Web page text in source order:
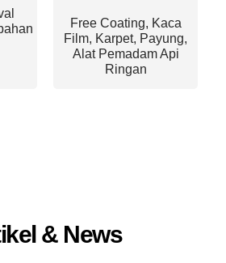
Free Coating, Kaca
Film, Karpet, Payung,
Alat Pemadam Api
Ringan
& News